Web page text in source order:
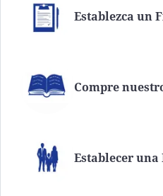
Establezca un
Compre
Establecer